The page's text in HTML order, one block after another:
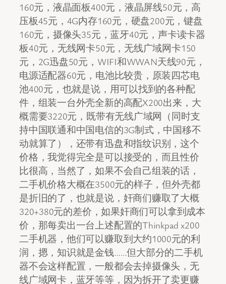
160元，液晶面板400元，液晶屏线50元，高
压板45元，4G内存160元，硬盘200元，键盘
160元，摄像头35元，蓝牙40元，声卡读卡器
板40元，无线网卡50元，无线广域网卡150
元，2G迅盘50元，WIFI和WWAN天线90元，
电源适配器60元，电池比较贵，原装四芯电
池400元，也就是说，用可以找到的各种配
件，组装一台外壳全新的高配X200出来，大
概需要3220元，既带有无线广域网（同时支
持中国联通和中国电信的3G制式，中国移不
动就算了），还带有迅盘和指纹识别，这个
价格，我觉得完全是可以接受的，而且性价
比很高，当然了，如果不会自己组装的话，
二手机价格大概在3500元的样子，但外壳都
是折旧的了，也就是说，奸商们赚取了大概
320+380元的差价，如果奸商们可以拿到成本
价，那每卖出一台上述配置的Thinkpad x200
二手机器，他们可以赚取到大约1000元的利
润，摁，知识就是金钱……但大部分的二手机
器不会这样配置，一般都会去掉摄像头，无
线广域网卡，蓝牙等等，因为拆开了卖更赚